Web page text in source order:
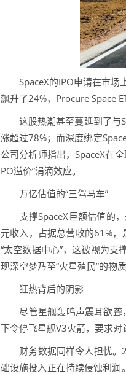
SpaceX的IPO申请在市场上
飙升了24%，Procure Space
这股热潮甚至蔓延到了与
涨超过78%；而深度绑定
公司分析师指出，SpaceX在
PO溢价”涓滴效应。
万亿估值的“三驾马车”
支撑SpaceX巨额估值的，
元收入，占据总营收的61%
“太空数据中心”，这被视为支
现深空梦乃至“火星殖民”的物质
狂热背后的阴影
尽管星舰轰鸣声震耳欲聋
下令停飞星舰V3火箭，要求对
财务数据同样令人担忧。
础设施投入正在持续侵蚀利